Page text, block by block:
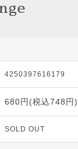
4250397616179
680円(税込748円)
SOLD OUT